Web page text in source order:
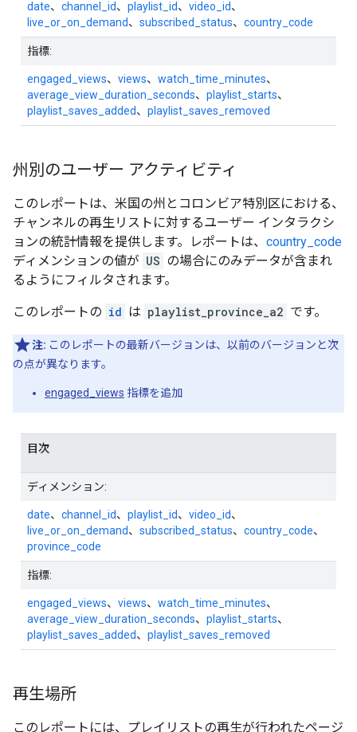
date、 channel_id、 playlist_id、 video_id、
live_or_on_demand、 subscribed_status、 country_code
指標:
engaged_views、 views、 watch_time_minutes、
average_view_duration_seconds、 playlist_starts、
playlist_saves_added、 playlist_saves_removed
州別のユーザー アクティビティ
このレポートは、米国の州とコロンビア特別区における、
チャンネルの再生リストに対するユーザー インタラクシ
ョンの統計情報を提供します。レポートは、 country_code
ディメンションの値が US の場合にのみデータが含まれ
るようにフィルタされます。
このレポートの id は playlist_province_a2 です。
注: このレポートの最新バージョンは、以前のバージョンと次
の点が異なります。
engaged_views 指標を追加
目次
ディメンション:
date、 channel_id、 playlist_id、 video_id、
live_or_on_demand、 subscribed_status、 country_code、
province_code
指標:
engaged_views、 views、 watch_time_minutes、
average_view_duration_seconds、 playlist_starts、
playlist_saves_added、 playlist_saves_removed
再生場所
このレポートには、プレイリストの再生が行われたページ